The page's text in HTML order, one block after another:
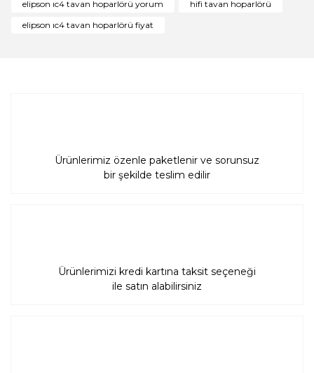
Ürün bilgilerinde hatalar bulunuyor.
Ürün fiyatı diğer sitelerden daha pahalı.
elipson ıc4 tavan hoparlörü yorum
hifi tavan hoparlörü
elipson ıc4 tavan hoparlörü fiyat
Ürünlerimiz özenle paketlenir ve sorunsuz
bir şekilde teslim edilir
Ürünlerimizi kredi kartına taksit seçeneği
ile satın alabilirsiniz